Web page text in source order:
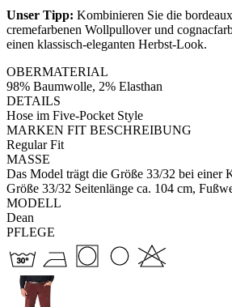
Unser Tipp: Kombinieren Sie die
cremefarbenen Wollpullover und
einen klassisch-eleganten Herbst-Look.
OBERMATERIAL
98% Baumwolle, 2% Elasthan
DETAILS
Hose im Five-Pocket Style
MARKEN FIT BESCHREIBUNG
Regular Fit
MASSE
Das Model trägt die Größe 33/32 bei einer
Größe 33/32 Seitenlänge ca. 104 cm,
MODELL
Dean
PFLEGE